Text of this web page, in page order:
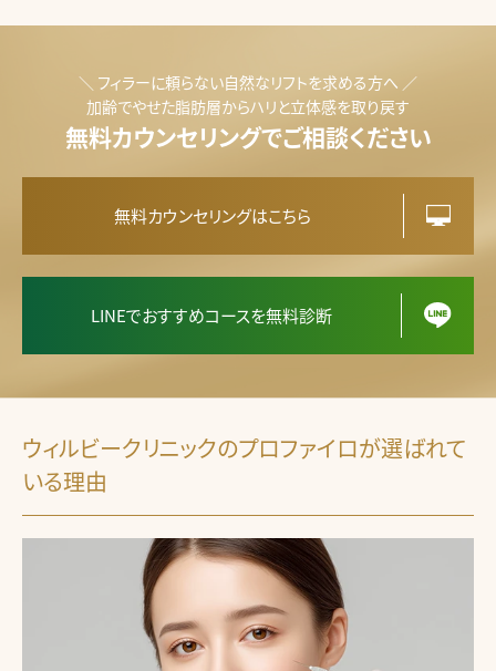
＼ フィラーに頼らない自然なリフトを求める方へ ／
加齢でやせた脂肪層からハリと立体感を取り戻す
無料カウンセリングでご相談ください
無料カウンセリングはこちら
LINEでおすすめコースを無料診断
ウィルビークリニックのプロファイロが選ばれて
いる理由